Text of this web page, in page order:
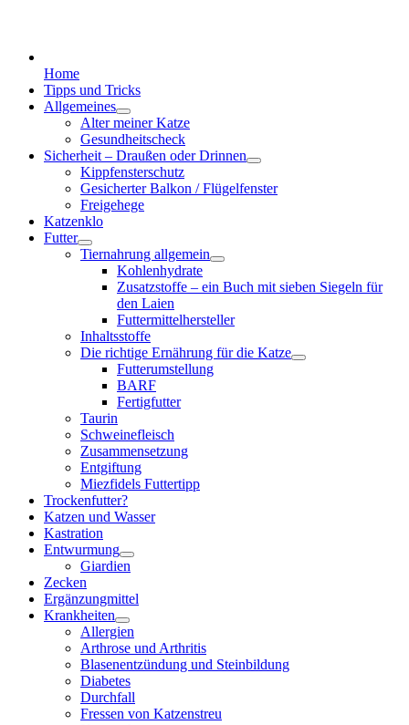
Home
Tipps und Tricks
Allgemeines
Alter meiner Katze
Gesundheitscheck
Sicherheit – Draußen oder Drinnen
Kippfensterschutz
Gesicherter Balkon / Flügelfenster
Freigehege
Katzenklo
Futter
Tiernahrung allgemein
Kohlenhydrate
Zusatzstoffe – ein Buch mit sieben Siegeln für
den Laien
Futtermittelhersteller
Inhaltsstoffe
Die richtige Ernährung für die Katze
Futterumstellung
BARF
Fertigfutter
Taurin
Schweinefleisch
Zusammensetzung
Entgiftung
Miezfidels Futtertipp
Trockenfutter?
Katzen und Wasser
Kastration
Entwurmung
Giardien
Zecken
Ergänzungmittel
Krankheiten
Allergien
Arthrose und Arthritis
Blasenentzündung und Steinbildung
Diabetes
Durchfall
Fressen von Katzenstreu